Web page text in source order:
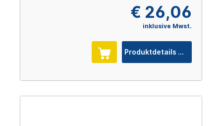
€ 26,06
inklusive Mwst.
Produktdetails